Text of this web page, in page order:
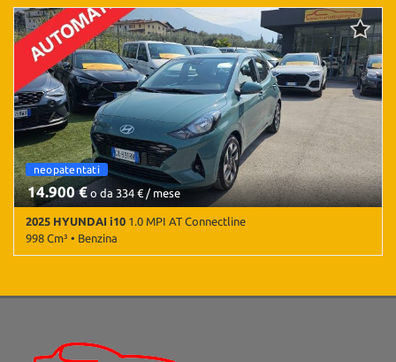
3.000 Km • Cambio Manuale (5) • Grigio metallizzato • 5 Porte •
ABS • Airbag • Airbag laterali • Airbag Passeggero • Airbag testa •
Android Auto • Antifurto • Apple CarPlay • Autoradio • Autoradio
digitale • Bluetooth • Cerchi in lega • Chiusura centralizzata •
Climatizzatore • Controllo elettronico della corsia • Controllo
trazione • Cruise Control • ESP • Fendinebbia • Frenata
d'emergenza assistita • Riconoscimento dei segnali stradali •
Sensore di luce • Sensori di parcheggio posteriori • Servosterzo •
Navigatore satellitare • Specchietti laterali elettrici • Telecamera
per parcheggio assistito • Volante in pelle • Volante multifunzione
neopatentati cambio automatico
14.900 € o da 334 € / mese
2025 HYUNDAI i10 1.0 MPI AT Connectline
998 Cm³ • Benzina
Android Auto • Antifurto • Apple CarPlay • Autoradio • Autoradio
trazione • Cruise Control • ESP • Fendinebbia • Frenata
Salva
le
impostazioni